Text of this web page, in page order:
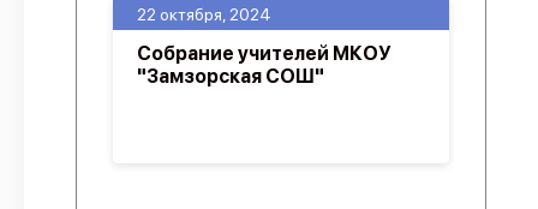
22 октября, 2024
Собрание учителей МКОУ
"Замзорская СОШ"